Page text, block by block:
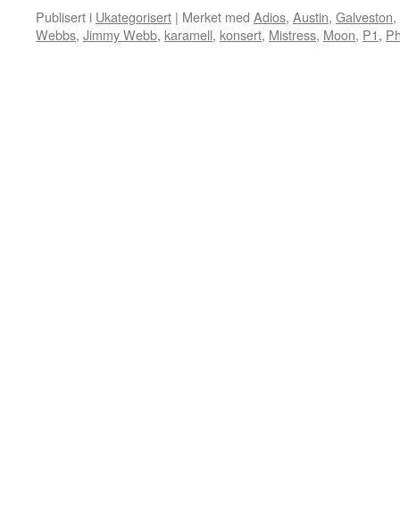
Publisert i Ukategorisert | Merket med Adios, Austin, Galveston,
Webbs, Jimmy Webb, karamell, konsert, Mistress, Moon, P1,